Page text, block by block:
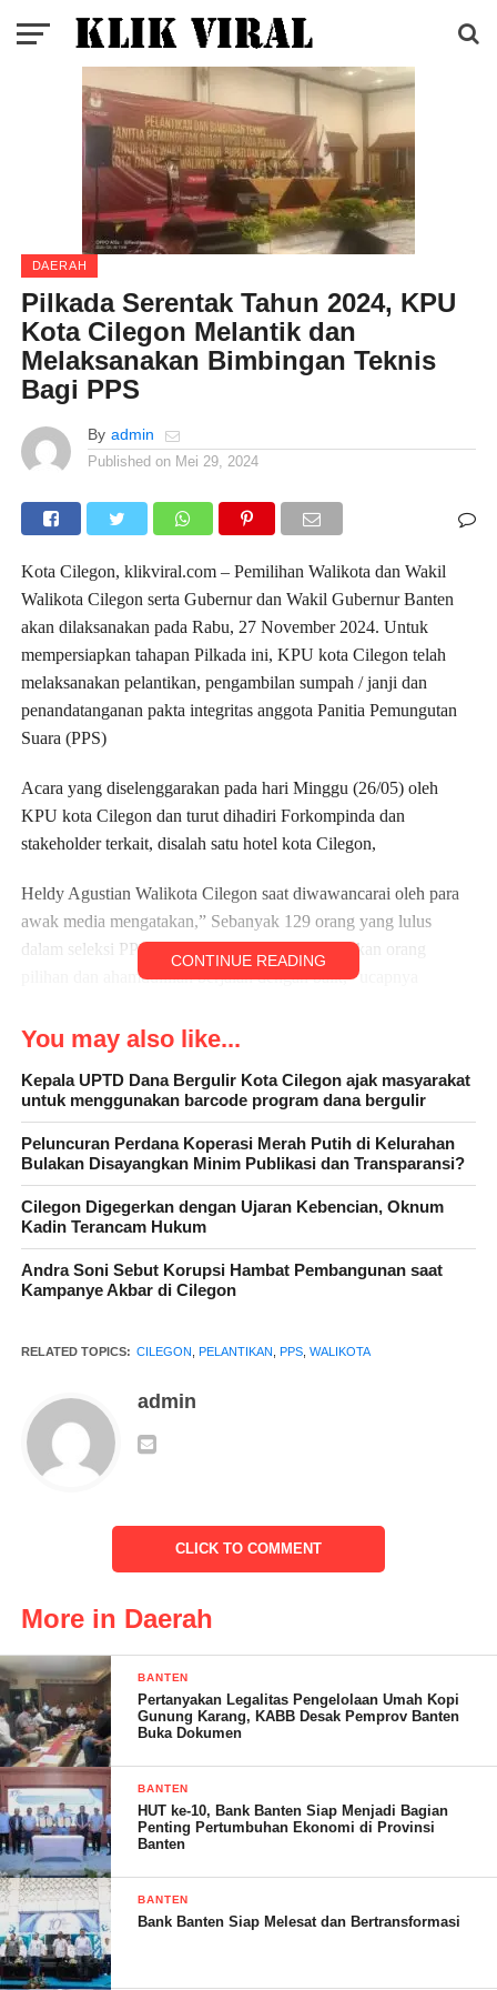
DAERAH
Pilkada Serentak Tahun 2024, KPU
Kota Cilegon Melantik dan
Melaksanakan Bimbingan Teknis
Bagi PPS
By admin
Published on Mei 29, 2024
Kota Cilegon, klikviral.com – Pemilihan Walikota dan Wakil
Walikota Cilegon serta Gubernur dan Wakil Gubernur Banten
akan dilaksanakan pada Rabu, 27 November 2024. Untuk
mempersiapkan tahapan Pilkada ini, KPU kota Cilegon telah
melaksanakan pelantikan, pengambilan sumpah / janji dan
penandatanganan pakta integritas anggota Panitia Pemungutan
Suara (PPS)
Acara yang diselenggarakan pada hari Minggu (26/05) oleh
KPU kota Cilegon dan turut dihadiri Forkompinda dan
stakeholder terkait, disalah satu hotel kota Cilegon,
Heldy Agustian Walikota Cilegon saat diwawancarai oleh para
awak media mengatakan,” Sebanyak 129 orang yang lulus
dalam seleksi PPS di kota Cilegon yang merupakan orang
pilihan dan ahamdulillah berjalan dengan baik,” ucapnya
“Apalagi kota Cilegon tidak ada temuan secara nasional
makanya kami ingin tetap berkelanjutan,” imbuhnya
“Mereka ini para PPS adalah orang orang yang diberikan Allah
SWT sebuah kepercayaan dan amanah agar bisa berbuat yang
lebih baik lagi,” tegas Heldy
“Kita doakan kedepannya Cilegon dapat terpilih baik
berdiri dengan masyarakatnya,” harapnya
“Hal ini sangatlah penting dimana saya menghitung tentang
mereka tidak melakukan hal hal yang menurut kami adalah
kecurangan dan lain sebagainya, ” tutupnya
Tantowi – RG
Post Views:
CONTINUE READING
You may also like...
Kepala UPTD Dana Bergulir Kota Cilegon ajak masyarakat
untuk menggunakan barcode program dana bergulir
Peluncuran Perdana Koperasi Merah Putih di Kelurahan
Bulakan Disayangkan Minim Publikasi dan Transparansi?
Cilegon Digegerkan dengan Ujaran Kebencian, Oknum
Kadin Terancam Hukum
Andra Soni Sebut Korupsi Hambat Pembangunan saat
Kampanye Akbar di Cilegon
RELATED TOPICS: CILEGON PELANTIKAN PPS, WALIKOTA
admin
CLICK TO COMMENT
More in Daerah
BANTEN
Pertanyakan Legalitas Pengelolaan Umah Kopi
Gunung Karang, KABB Desak Pemprov Banten
Buka Dokumen
BANTEN
HUT ke-10, Bank Banten Siap Menjadi Bagian
Penting Pertumbuhan Ekonomi di Provinsi
Banten
BANTEN
Bank Banten Siap Melesat dan Bertransformasi